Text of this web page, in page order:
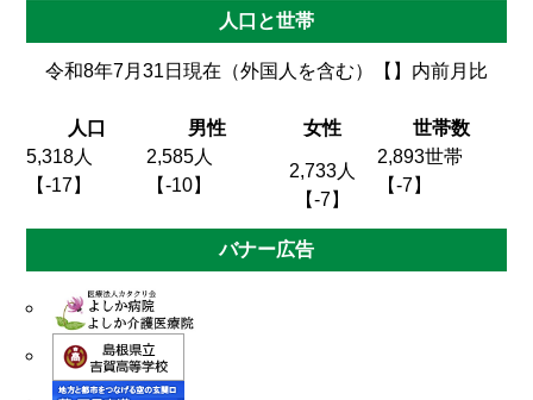
2025年12月08日
はとのゆ臨時休業について
2025年10月26日
第21回吉賀町駅伝大会について
人口と世帯
令和8年7月31日現在（外国人を含む）【】内前月比
人口 男性 女性
世帯数
5,318人
【-17】
2,585人
【-10】
2,733人
【-7】
2,893世帯
【-7】
バナー広告